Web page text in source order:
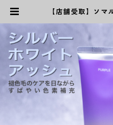
【店舗受取】ソ
ンライ